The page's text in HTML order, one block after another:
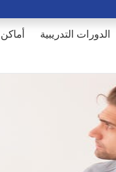
الدورات التدريبية